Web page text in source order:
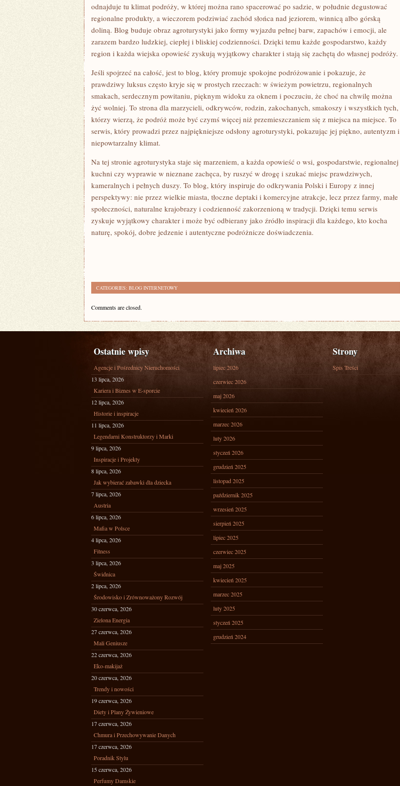
odnajduje tu klimat podróży, w której można rano spacerować po sadzie, w południe degustować
regionalne produkty, a wieczorem podziwiać zachód słońca nad jeziorem, winnicą albo górską
doliną. Blog buduje obraz agroturystyki jako formy wyjazdu pełnej barw, zapachów i emocji, ale
zarazem bardzo ludzkiej, ciepłej i bliskiej codzienności. Dzięki temu każde gospodarstwo, każdy
region i każda wiejska opowieść zyskują wyjątkowy charakter i stają się zachętą do własnej podróży.
Jeśli spojrzeć na całość, jest to blog, który promuje spokojne podróżowanie i pokazuje, że
prawdziwy luksus często kryje się w prostych rzeczach: w świeżym powietrzu, regionalnych
smakach, serdecznym powitaniu, pięknym widoku za oknem i poczuciu, że choć na chwilę można
żyć wolniej. To strona dla marzycieli, odkrywców, rodzin, zakochanych, smakoszy i wszystkich tych,
którzy wierzą, że podróż może być czymś więcej niż przemieszczaniem się z miejsca na miejsce. To
serwis, który prowadzi przez najpiękniejsze odsłony agroturystyki, pokazując jej piękno, autentyzm i
niepowtarzalny klimat.
Na tej stronie agroturystyka staje się marzeniem, a każda opowieść o wsi, gospodarstwie, regionalnej
kuchni czy wyprawie w nieznane zachęca, by ruszyć w drogę i szukać miejsc prawdziwych,
kameralnych i pełnych duszy. To blog, który inspiruje do odkrywania Polski i Europy z innej
perspektywy: nie przez wielkie miasta, tłoczne deptaki i komercyjne atrakcje, lecz przez farmy, małe
społeczności, naturalne krajobrazy i codzienność zakorzenioną w tradycji. Dzięki temu serwis
zyskuje wyjątkowy charakter i może być odbierany jako źródło inspiracji dla każdego, kto kocha
naturę, spokój, dobre jedzenie i autentyczne podróżnicze doświadczenia.
CATEGORIES: BLOG INTERNETOWY
Comments are closed.
Ostatnie wpisy
Agencje i Pośrednicy Nieruchomości
13 lipca, 2026
Kariera i Biznes w E-sporcie
12 lipca, 2026
Historie i inspiracje
11 lipca, 2026
Legendarni Konstruktorzy i Marki
9 lipca, 2026
Inspiracje i Projekty
8 lipca, 2026
Jak wybierać zabawki dla dziecka
7 lipca, 2026
Austria
6 lipca, 2026
Mafia w Polsce
4 lipca, 2026
Fitness
3 lipca, 2026
Świdnica
2 lipca, 2026
Środowisko i Zrównoważony Rozwój
30 czerwca, 2026
Zielona Energia
27 czerwca, 2026
Mali Geniusze
22 czerwca, 2026
Eko-makijaż
20 czerwca, 2026
Trendy i nowości
19 czerwca, 2026
Diety i Plany Żywieniowe
17 czerwca, 2026
Chmura i Przechowywanie Danych
17 czerwca, 2026
Poradnik Stylu
15 czerwca, 2026
Perfumy Damskie
Archiwa
lipiec 2026
czerwiec 2026
maj 2026
kwiecień 2026
marzec 2026
luty 2026
styczeń 2026
grudzień 2025
listopad 2025
październik 2025
wrzesień 2025
sierpień 2025
lipiec 2025
czerwiec 2025
maj 2025
kwiecień 2025
marzec 2025
luty 2025
styczeń 2025
grudzień 2024
Strony
Spis Treści